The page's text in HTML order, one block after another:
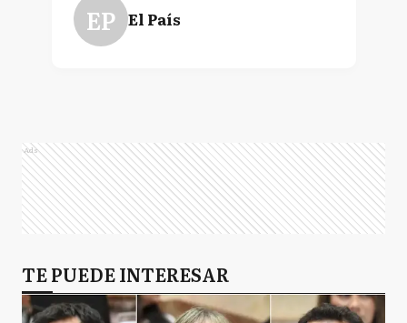
EP El País
Ads
TE PUEDE INTERESAR